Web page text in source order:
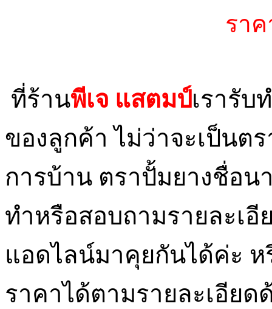
รา
ที่ร้านพีเจ แสตมป์เรารับ
ของลูกค้า ไม่ว่าจะเป็นต
การบ้าน ตราปั้มยางชื่อน
ทำหรือสอบถามรายละเอี
แอดไลน์มาคุยกันได้ค่ะ
ราคาได้ตามรายละเอียด